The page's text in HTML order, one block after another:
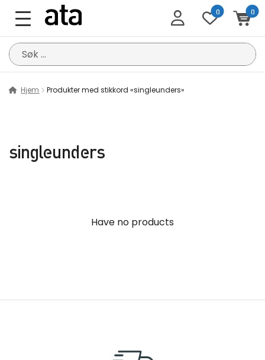
0 0
Søk
etter:
Hjem Produkter med stikkord «singleunders»
singleunders
Have no products